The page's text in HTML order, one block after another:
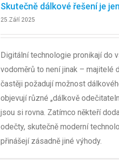
Skutečně dálkové řešení je
25.Září 2025
Digitální technologie pronikají do
vodoměrů to není jinak – majitelé
častěji požadují možnost
objevují různé „dálkově
jsou si rovna. Zatímco někteří
odečty, skutečně moderní
přinášejí zásadně jiné výhody.